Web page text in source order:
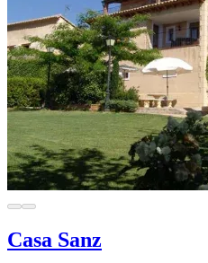
Casa Sanz